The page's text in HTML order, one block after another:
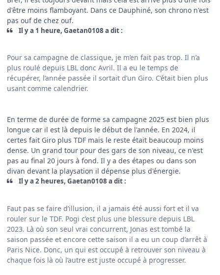
d'être moins flamboyant. Dans ce Dauphiné, son chrono n'est
pas ouf de chez ouf.
Il y a 1 heure, Gaetan0108 a dit :
Pour sa campagne de classique, je m’en fait pas trop. Il n’a
plus roulé depuis LBL donc Avril. Il a eu le temps de
récupérer, l’année passée il sortait d’un Giro. C’était bien plus
usant comme calendrier.
En terme de durée de forme sa campagne 2025 est bien plus
longue car il est là depuis le début de l'année. En 2024, il
certes fait Giro plus TDF mais le reste était beaucoup moins
dense. Un grand tour pour des gars de son niveau, ce n'est
pas au final 20 jours à fond. Il y a des étapes ou dans son
divan devant la playsation il dépense plus d'énergie.
Il y a 2 heures, Gaetan0108 a dit :
Faut pas se faire d’illusion, il a jamais été aussi fort et il va
rouler sur le TDF. Pogi c’est plus une blessure depuis LBL
2023. Là où son seul vrai concurrent, Jonas est tombé la
saison passée et encore cette saison il a eu un coup d’arrêt à
Paris Nice. Donc, un qui est occupé à retrouver son niveau à
chaque fois là où l’autre est juste occupé à progresser.